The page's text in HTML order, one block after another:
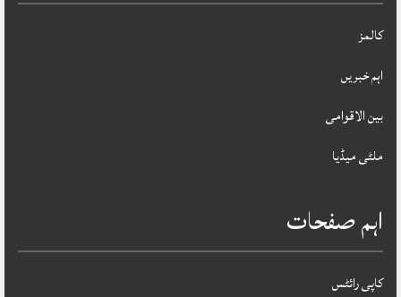
کالمز
اہم خبریں
بین الاقوامی
ملٹی میڈیا
اہم صفحات
کاپی رائٹس